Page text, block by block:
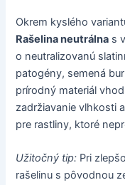
Okrem kyslého
Rašelina neutrálna s
o neutralizovanú
patogény, semená
prírodný materiál
zadržiavanie vlhkosti
pre rastliny, ktoré
Užitočný tip: Pri
rašelinu s pôvodnou